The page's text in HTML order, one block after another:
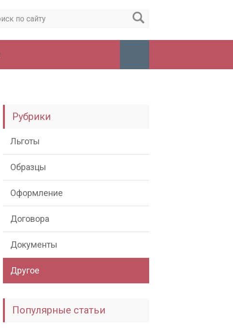
Рубрики
Льготы
Образцы
Оформление
Договора
Документы
Другое
Популярные статьи